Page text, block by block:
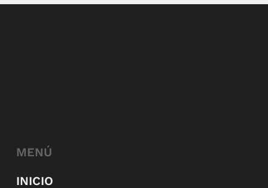
MENÚ
INICIO